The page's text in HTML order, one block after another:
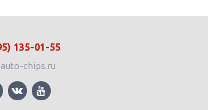
135-01-55
chips.ru